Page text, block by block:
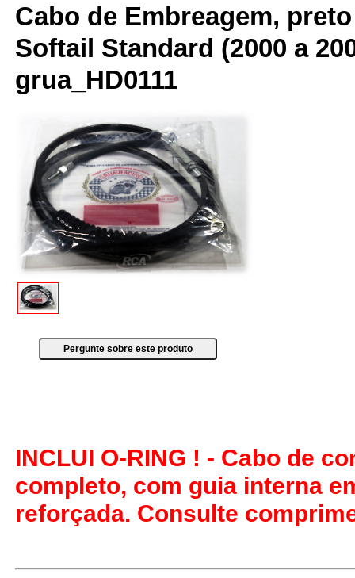
Cabo de Embreagem,
Softail Standard (2000 a
grua_HD0111
INCLUI O-RING ! - Cabo de
completo, com guia interna
reforçada. Consulte